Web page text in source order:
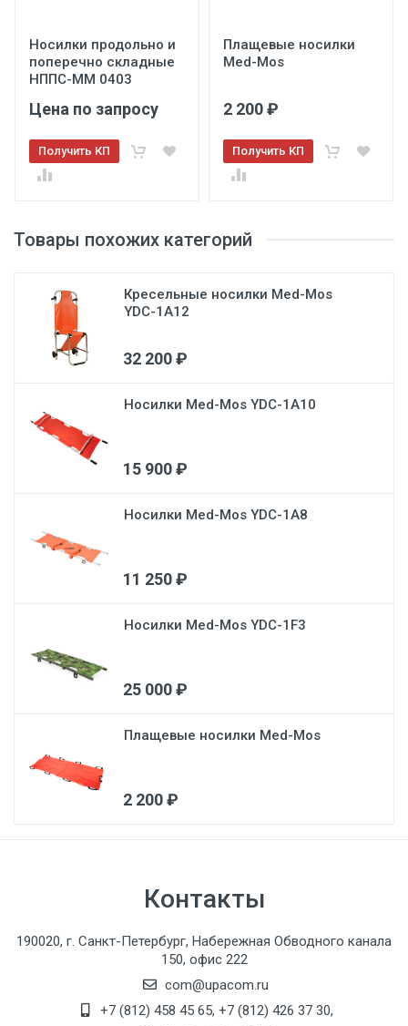
Товары похожих категорий
Кресельные носилки Med-Mos
YDC-1A12
32 200 ₽
Носилки Med-Mos YDC-1A10
15 900 ₽
Носилки Med-Mos YDC-1A8
11 250 ₽
Носилки Med-Mos YDC-1F3
25 000 ₽
Плащевые носилки Med-Mos
2 200 ₽
Носилки продольно и
поперечно складные
НППС-ММ 0403
Цена по запросу
Получить КП
Плащевые носилки
Med-Mos
2 200 ₽
Получить КП
Контакты
190020, г. Санкт-Петербург, Набережная Обводного канала
150, офис 222
com@upacom.ru
+7 (812) 458 45 65, +7 (812) 426 37 30,